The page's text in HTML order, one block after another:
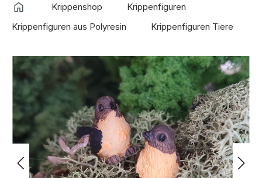
StartseiteKrippenshop
Krippenfiguren
Krippenfiguren aus Polyresin
Krippenfiguren Tiere
Bildergalerie überspringen